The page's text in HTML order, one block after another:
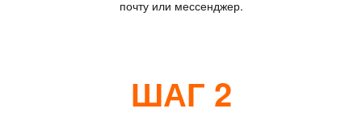
почту или мессенджер.
ШАГ 2